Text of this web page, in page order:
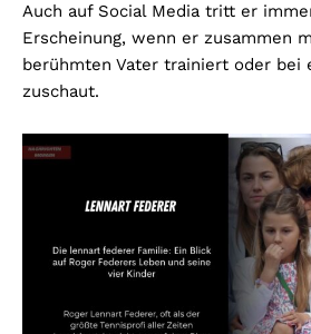
Auch auf Social Media tritt er
Erscheinung, wenn er zusammen
berühmten Vater trainiert oder bei
zuschaut.